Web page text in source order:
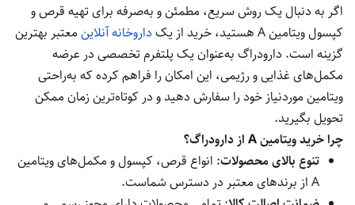
اگر به دنبال یک روش سریع، مطمئن و به‌صرفه برای تهیه قرص و
کپسول ویتامین A هستید، خرید از یک
داروخانه آنلاین معتبر بهترین
گزینه است. دارودراگ به‌عنوان یک پلتفرم تخصصی در عرضه
مکمل‌های غذایی و رژیمی، این امکان را فراهم کرده که به‌راحتی
ویتامین موردنیاز خود را سفارش دهید و در کوتاه‌ترین زمان ممکن
تحویل بگیرید.
چرا خرید ویتامین A از دارودراگ؟
تنوع بالای محصولات: انواع قرص، کپسول و مکمل‌های ویتامین
A از برندهای معتبر در دسترس شماست.